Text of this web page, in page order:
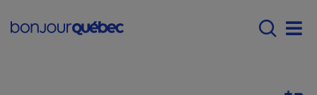
Main navigation -